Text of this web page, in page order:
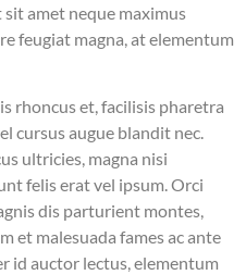
amet neque maximus
feugiat magna, at elementum
rhoncus et, facilisis pharetra
cursus augue blandit nec.
ultricies, magna nisi
felis erat vel ipsum. Orci
dis parturient montes,
et malesuada fames ac ante
id auctor lectus, elementum